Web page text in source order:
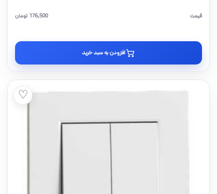
قیمت تومان 176,500
افزودن به سبد خرید
♡